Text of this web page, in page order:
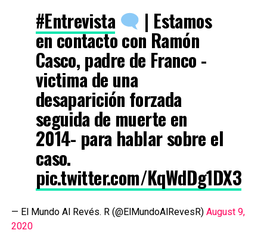
#Entrevista | Estamos
en contacto con Ramón
Casco, padre de Franco -
victima de una
desaparición forzada
seguida de muerte en
2014- para hablar sobre el
caso.
pic.twitter.com/KqWdDg1DX3
— El Mundo Al Revés. R (@ElMundoAlRevesR) August 9,
2020